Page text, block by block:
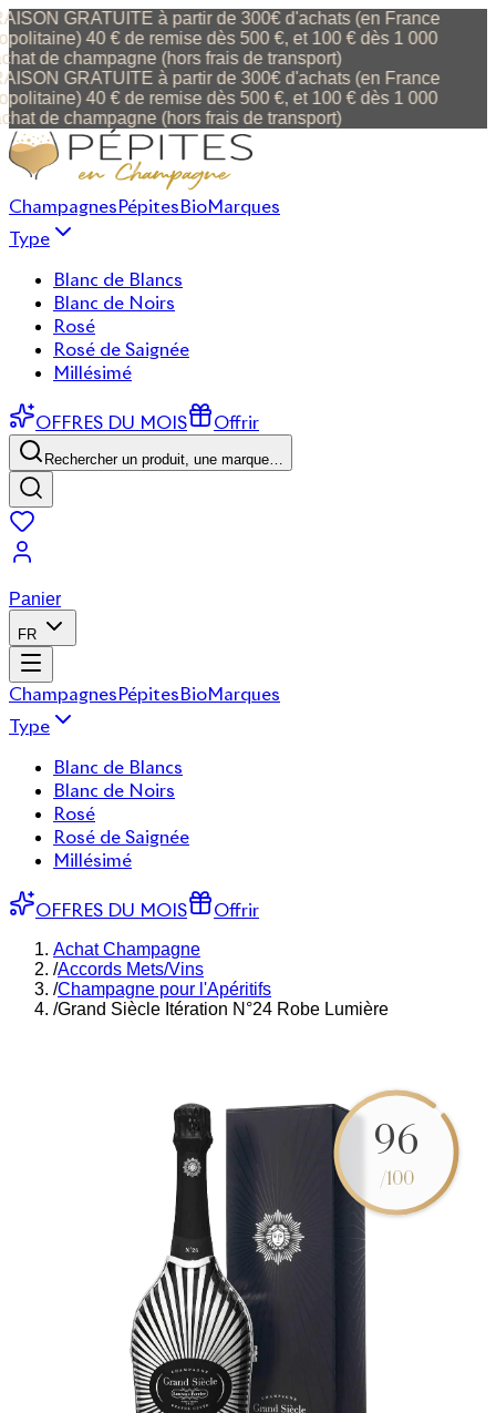
GRATUITE à partir de 300€ d'achats (en France
40 € de remise dès 500 €, et 100 € dès 1 000
de champagne (hors frais de transport)
GRATUITE à partir de 300€ d'achats (en France
40 € de remise dès 500 €, et 100 € dès 1 000
de champagne (hors frais de transport)
ChampagnesPépitesBioMarques
Type
Blanc de Blancs
Blanc de Noirs
Rosé
Rosé de Saignée
Millésimé
OFFRES DU MOIS Offrir
Rechercher un produit, une marque…
Panier
FR
ChampagnesPépitesBioMarques
Type
Blanc de Blancs
Blanc de Noirs
Rosé
Rosé de Saignée
Millésimé
OFFRES DU MOIS Offrir
Achat Champagne
/Accords Mets/Vins
/Champagne pour l'Apéritifs
/Grand Siècle Itération N°24 Robe Lumière
96
/100